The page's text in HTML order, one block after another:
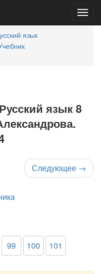
язык
язык 8
Следующее →
99 100 101